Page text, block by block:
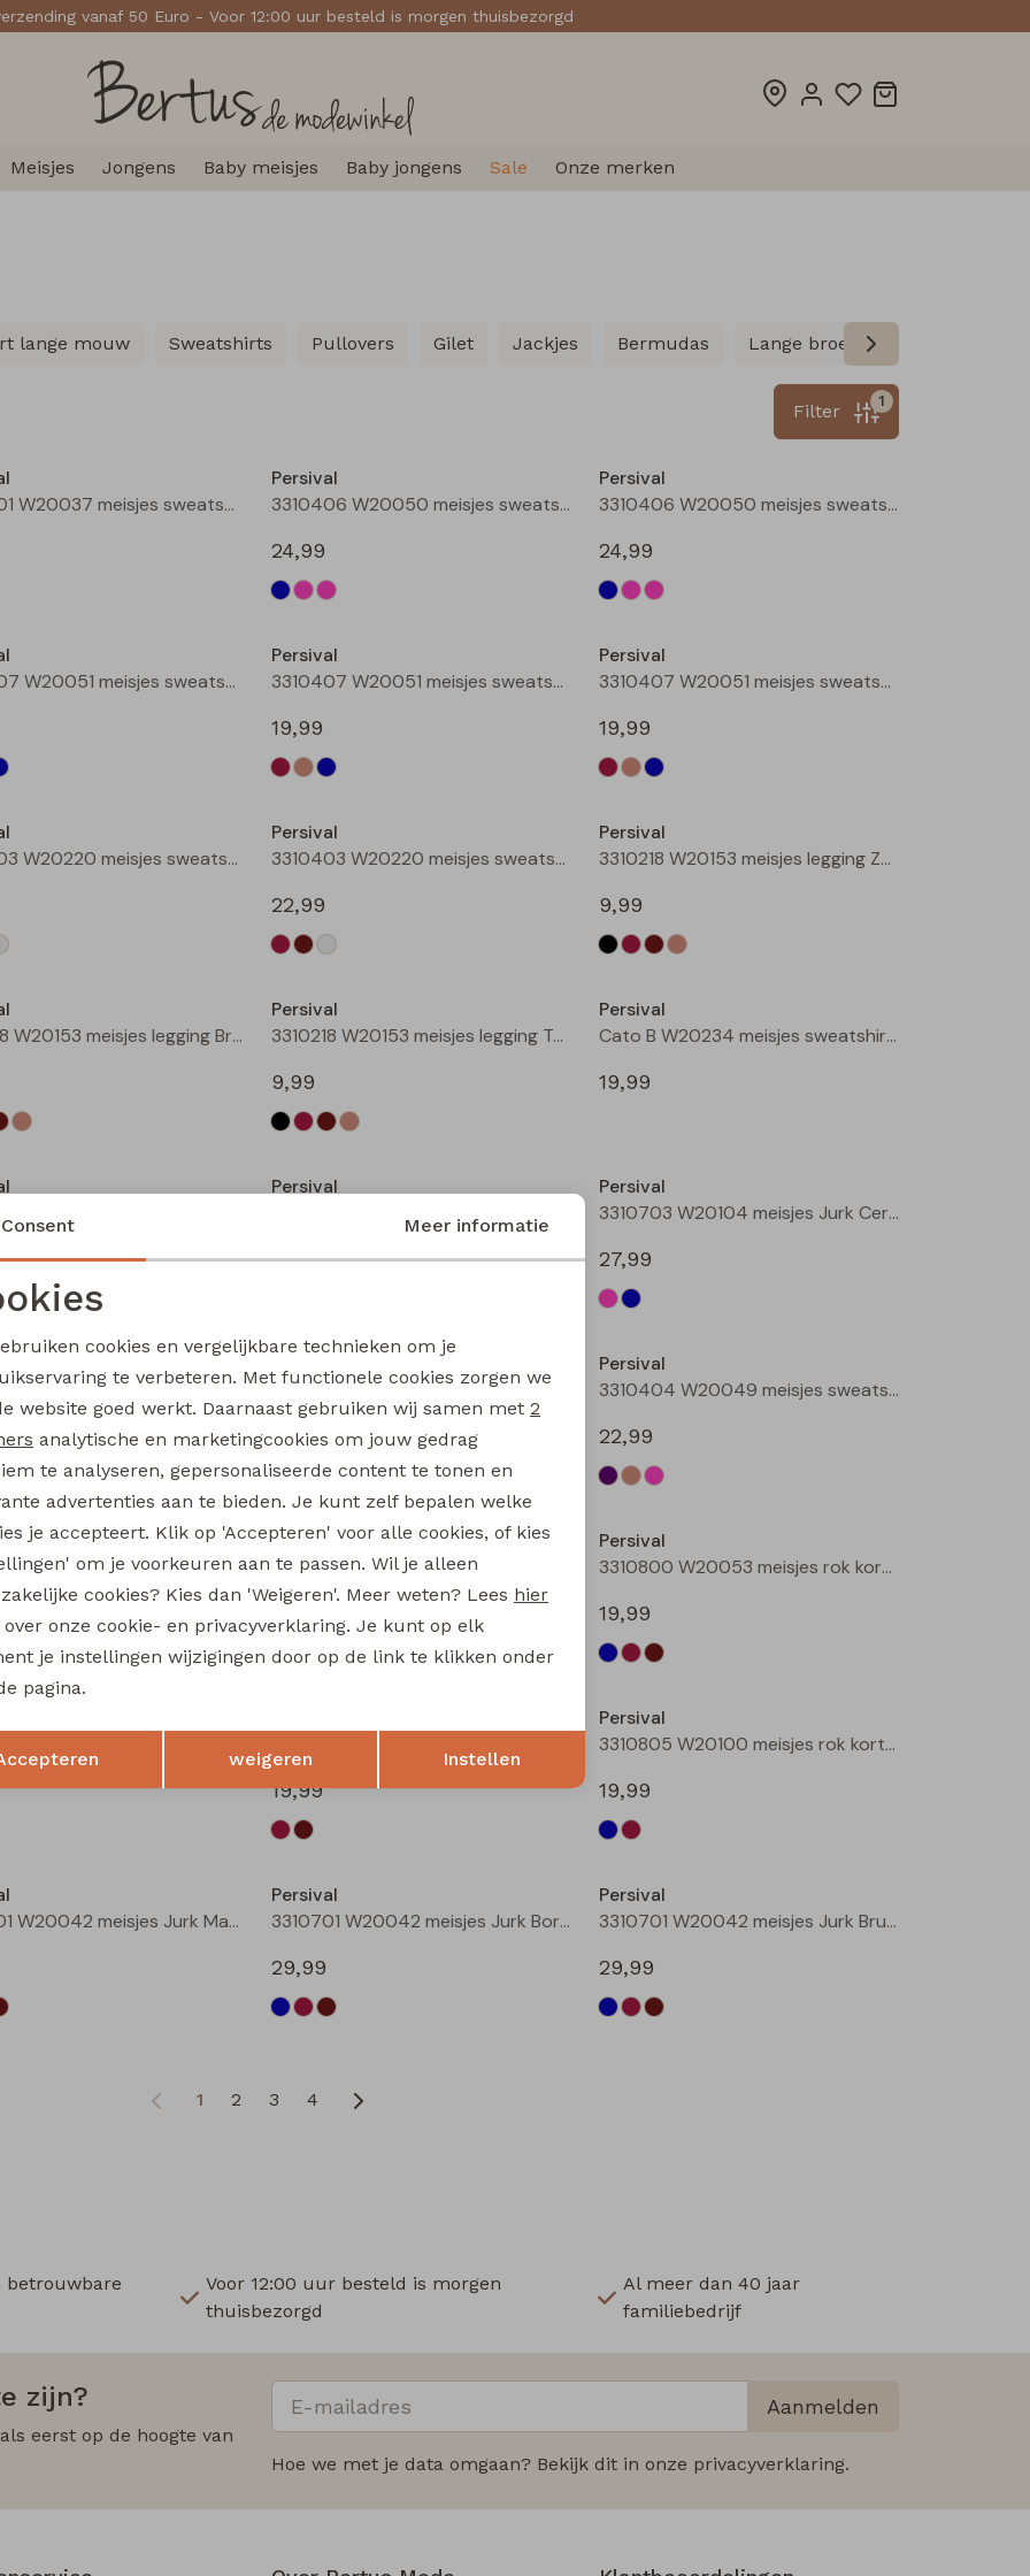
vanaf 50 Euro - Voor 12:00 uur besteld is morgen thuisbezorgd
Meisjes Jongens Baby meisjes Baby jongens Sale Onze merken
lange mouw Sweatshirts Pullovers Gilet Jackjes Bermudas Lange broeken
1
Filter
3310401 W20037 meisjes sweatshirt Oranje neon
Persival
3310406 W20050 meisjes sweatshirt Marine
24,99
Persival
3310406 W20050 meisjes sweatshirt Cerise
24,99
3310407 W20051 meisjes sweatshirt Bordeaux
Persival
3310407 W20051 meisjes sweatshirt Taupe
19,99
Persival
3310407 W20051 meisjes sweatshirt Petrol
19,99
3310403 W20220 meisjes sweatshirt Bruin donker
Persival
3310403 W20220 meisjes sweatshirt Cream
22,99
Persival
3310218 W20153 meisjes legging Zwart
9,99
3310218 W20153 meisjes legging Bruin donker
Persival
3310218 W20153 meisjes legging Taupe
9,99
Persival
Cato B W20234 meisjes sweatshirt Wijnrood
19,99
Persival
24,99
Persival
3310703 W20104 meisjes Jurk Cerise
27,99
3310300 W20103 meisjes pullover Bruin donker
17,99
Persival
3310404 W20049 meisjes sweatshirt Paars fel
22,99
3310404 W20049 meisjes sweatshirt Rose fel
Persival
Persival
3310800 W20053 meisjes rok kort Bordeaux
19,99
19,99
Persival
3310805 W20100 meisjes rok kort Marine
19,99
3310701 W20042 meisjes Jurk Marine
Persival
3310701 W20042 meisjes Jurk Bordeaux
29,99
Persival
3310701 W20042 meisjes Jurk Bruin donker
29,99
1 2 3 4
betrouwbare
Voor 12:00 uur besteld is morgen
thuisbezorgd
Al meer dan 40 jaar
familiebedrijf
zijn?
eerst op de hoogte van
Aanmelden
Hoe we met je data omgaan? Bekijk dit in onze privacyverklaring.
cookies
cookies Marketing cookies
Terug Opslaan
Consent Meer informatie
cookies en vergelijkbare technieken om je
te verbeteren. Met functionele cookies zorgen we
website goed werkt. Daarnaast gebruiken wij samen met 2
analytische en marketingcookies om jouw gedrag
te analyseren, gepersonaliseerde content te tonen en
advertenties aan te bieden. Je kunt zelf bepalen welke
je accepteert. Klik op 'Accepteren' voor alle cookies, of kies
om je voorkeuren aan te passen. Wil je alleen
cookies? Kies dan 'Weigeren'. Meer weten? Lees hier
over onze cookie- en privacyverklaring. Je kunt op elk
je instellingen wijzigingen door op de link te klikken onder
pagina.
weigeren Instellen